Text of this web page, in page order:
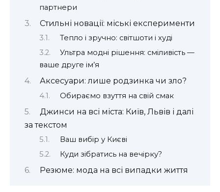
партнери
Стильні новації: міські експерименти
Тепло і зручно: світшоти і худі
Ультра модні рішення: сміливість —
ваше друге ім’я
Аксесуари: лише родзинка чи зло?
Обираємо взуття на свій смак
Джинси на всі міста: Київ, Львів і далі
за текстом
Ваш вибір у Києві
Куди зібратись на вечірку?
Резюме: мода на всі випадки життя